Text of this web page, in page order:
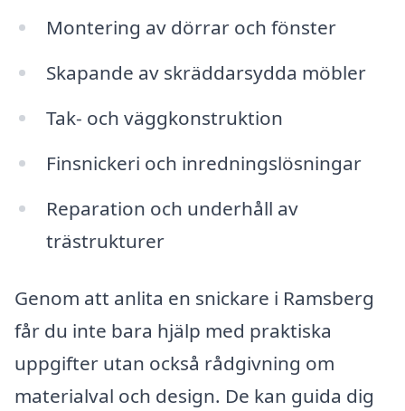
Montering av dörrar och fönster
Skapande av skräddarsydda möbler
Tak- och väggkonstruktion
Finsnickeri och inredningslösningar
Reparation och underhåll av
trästrukturer
Genom att anlita en snickare i Ramsberg
får du inte bara hjälp med praktiska
uppgifter utan också rådgivning om
materialval och design. De kan guida dig